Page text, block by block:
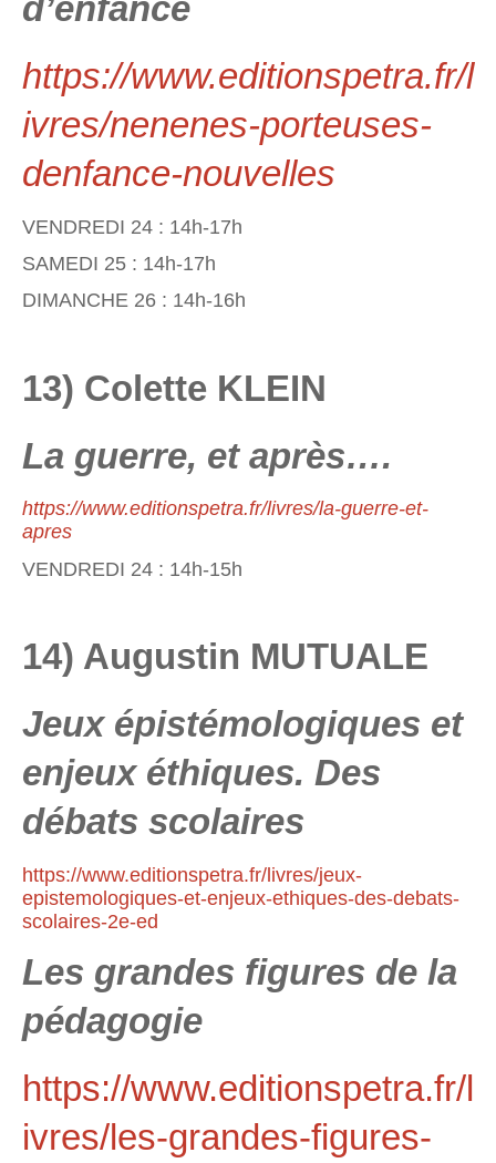
d’enfance
https://www.editionspetra.fr/l
ivres/nenenes-porteuses-
denfance-nouvelles
VENDREDI 24 : 14h-17h
SAMEDI 25 : 14h-17h
DIMANCHE 26 : 14h-16h
13) Colette KLEIN
La guerre, et après….
https://www.editionspetra.fr/livres/la-guerre-et-
apres
VENDREDI 24 : 14h-15h
14) Augustin MUTUALE
Jeux épistémologiques et
enjeux éthiques. Des
débats scolaires
https://www.editionspetra.fr/livres/jeux-
epistemologiques-et-enjeux-ethiques-des-debats-
scolaires-2e-ed
Les grandes figures de la
pédagogie
https://www.editionspetra.fr/l
ivres/les-grandes-figures-